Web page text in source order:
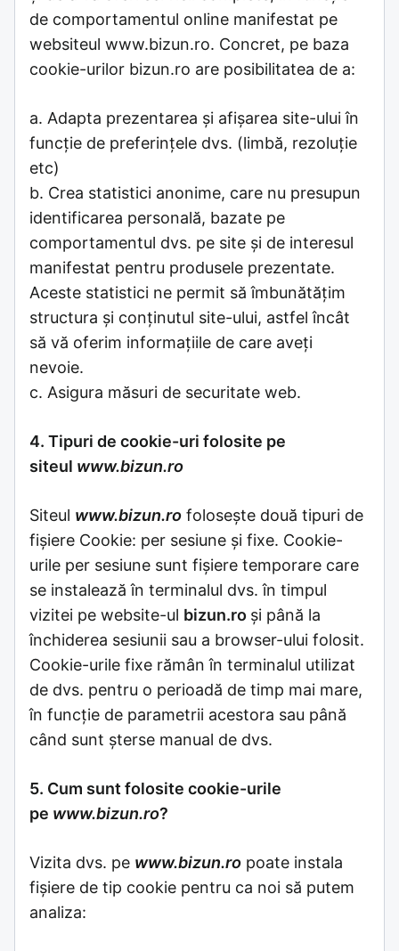
de comportamentul online manifestat pe
websiteul www.bizun.ro. Concret, pe baza
cookie-urilor bizun.ro are posibilitatea de a:
a. Adapta prezentarea și afișarea site-ului în
funcție de preferințele dvs. (limbă, rezoluție
etc)
b. Crea statistici anonime, care nu presupun
identificarea personală, bazate pe
comportamentul dvs. pe site și de interesul
manifestat pentru produsele prezentate.
Aceste statistici ne permit să îmbunătățim
structura și conținutul site-ului, astfel încât
să vă oferim informațiile de care aveți
nevoie.
c. Asigura măsuri de securitate web.
4. Tipuri de cookie-uri folosite pe
siteul www.bizun.ro
Siteul www.bizun.ro folosește două tipuri de
fișiere Cookie: per sesiune și fixe. Cookie-
urile per sesiune sunt fișiere temporare care
se instalează în terminalul dvs. în timpul
vizitei pe website-ul bizun.ro și până la
închiderea sesiunii sau a browser-ului folosit.
Cookie-urile fixe rămân în terminalul utilizat
de dvs. pentru o perioadă de timp mai mare,
în funcție de parametrii acestora sau până
când sunt șterse manual de dvs.
5. Cum sunt folosite cookie-urile
pe www.bizun.ro?
Vizita dvs. pe www.bizun.ro poate instala
fișiere de tip cookie pentru ca noi să putem
analiza: